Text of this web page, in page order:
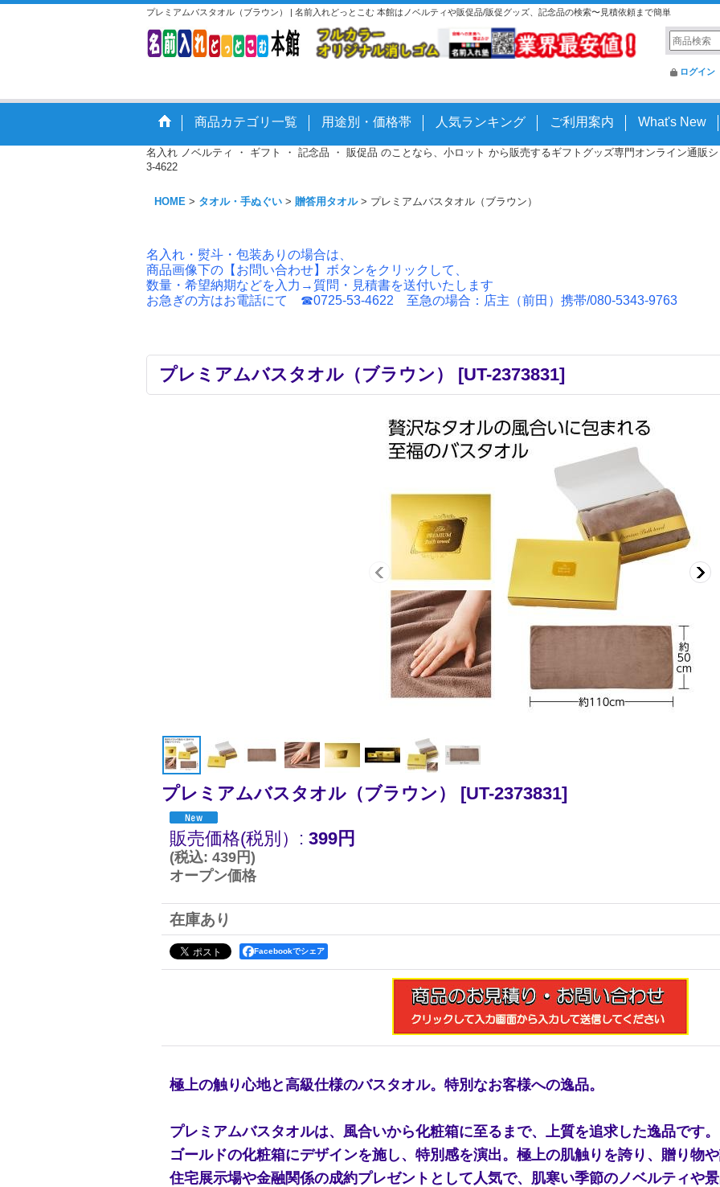
プレミアムバスタオル（ブラウン） | 名前入れどっとこむ 本館はノベルティや販促品/販促グッズ、記念品の検索〜見積依頼まで簡単
ログイン
商品カテゴリ一覧 用途別・価格帯 人気ランキング ご利用案内 What's New
名入れ ノベルティ ・ ギフト ・ 記念品 ・ 販促品 のことなら、小ロット から販売するギフトグッズ専門オンライン通
3-4622
HOME > タオル・手ぬぐい > 贈答用タオル > プレミアムバスタオル（ブラウン）
名入れ・熨斗・包装ありの場合は、
商品画像下の【お問い合わせ】ボタンをクリックして、
数量・希望納期などを入力→質問・見積書を送付いたします
お急ぎの方はお電話にて ☎0725-53-4622 至急の場合：店主（前田）携帯/080-5343-9763
プレミアムバスタオル（ブラウン） [UT-2373831]
プレミアムバスタオル（ブラウン） [UT-2373831]
販売価格(税別） : 399円
(税込: 439円)
オープン価格
在庫あり
Facebookでシェア
極上の触り心地と高級仕様のバスタオル。特別なお客様への逸品。
プレミアムバスタオルは、風合いから化粧箱に至るまで、上質を追求した逸品です。
ゴールドの化粧箱にデザインを施し、特別感を演出。極上の肌触りを誇り、贈り物や
住宅展示場や金融関係の成約プレゼントとして人気で、肌寒い季節のノベルティや景